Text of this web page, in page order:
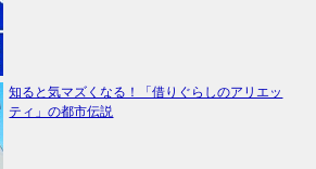
知ると気マズくなる！「借りぐらしのアリエッ
ティ」の都市伝説